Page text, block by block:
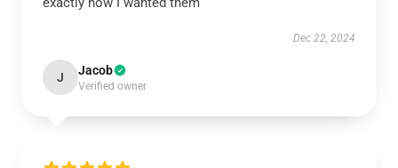
Dec 22, 2024
J Jacob
Verified owner